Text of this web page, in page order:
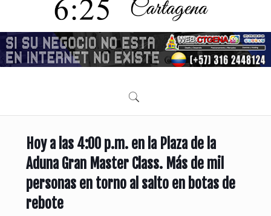
Hoy a las 4:00 p.m. en la Plaza de la
Aduna Gran Master Class. Más de mil
personas en torno al salto en botas de
rebote